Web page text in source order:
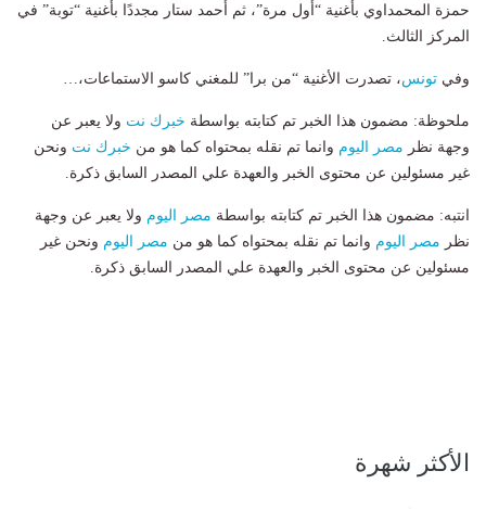
حمزة المحمداوي بأغنية “أول مرة”، ثم أحمد ستار مجددًا بأغنية “توبة” في
المركز الثالث.
وفي تونس، تصدرت الأغنية “من برا” للمغني كاسو الاستماعات،…
ملحوظة: مضمون هذا الخبر تم كتابته بواسطة خبرك نت ولا يعبر عن
وجهة نظر مصر اليوم وانما تم نقله بمحتواه كما هو من خبرك نت ونحن
غير مسئولين عن محتوى الخبر والعهدة علي المصدر السابق ذكرة.
انتبه: مضمون هذا الخبر تم كتابته بواسطة مصر اليوم ولا يعبر عن وجهة
نظر مصر اليوم وانما تم نقله بمحتواه كما هو من مصر اليوم ونحن غير
مسئولين عن محتوى الخبر والعهدة علي المصدر السابق ذكرة.
الأكثر شهرة